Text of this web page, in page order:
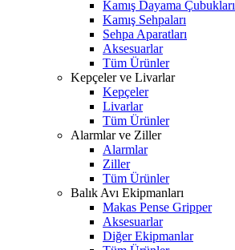
Kamış Dayama Çubukları
Kamış Sehpaları
Sehpa Aparatları
Aksesuarlar
Tüm Ürünler
Kepçeler ve Livarlar
Kepçeler
Livarlar
Tüm Ürünler
Alarmlar ve Ziller
Alarmlar
Ziller
Tüm Ürünler
Balık Avı Ekipmanları
Makas Pense Gripper
Aksesuarlar
Diğer Ekipmanlar